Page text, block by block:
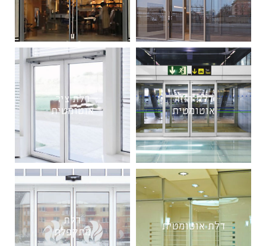
דלת הזזה
אוטומטית
דלת ציר
אוטומטית
דלת אוטומטית
דלת
מתקפלת